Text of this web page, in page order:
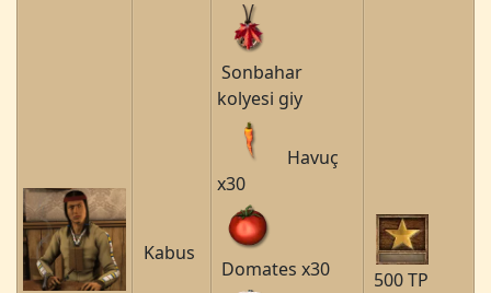
Kabus
Sonbahar
kolyesi giy
Havuç
x30
Domates x30 500 TP